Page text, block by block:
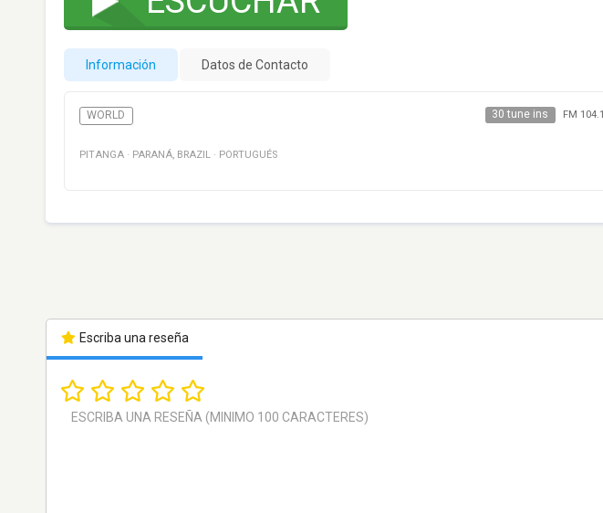
Información Datos de Contacto
WORLD 30 tune ins FM 104.1
PITANGA · PARANÁ, BRAZIL · PORTUGUÉS
Escriba una reseña